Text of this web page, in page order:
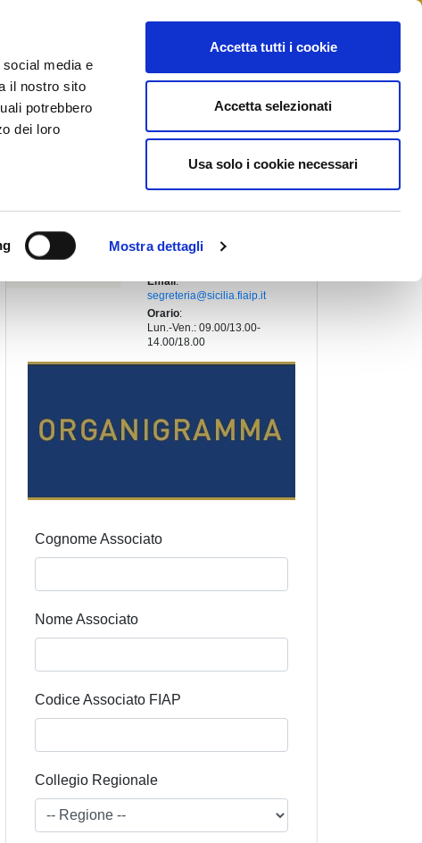
media e
il nostro sito
potrebbero
dei loro
Mostra dettagli
Accetta tutti i cookie
Accetta selezionati
Usa solo i cookie necessari
BARBAGALLO MARIA PIA
:
VIA XX SETTEMBRE,107
95040, MOTTA SANT'ANASTASIA
Fax:
Email:
segreteria@sicilia.fiaip.it
Orario:
Lun.-Ven.: 09.00/13.00-
14.00/18.00
Cognome Associato
Nome Associato
Codice Associato FIAP
Collegio Regionale